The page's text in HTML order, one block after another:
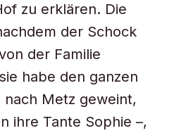
zu erklären. Die
der Schock
der Familie
habe den ganzen
Metz geweint,
ihre Tante Sophie –,